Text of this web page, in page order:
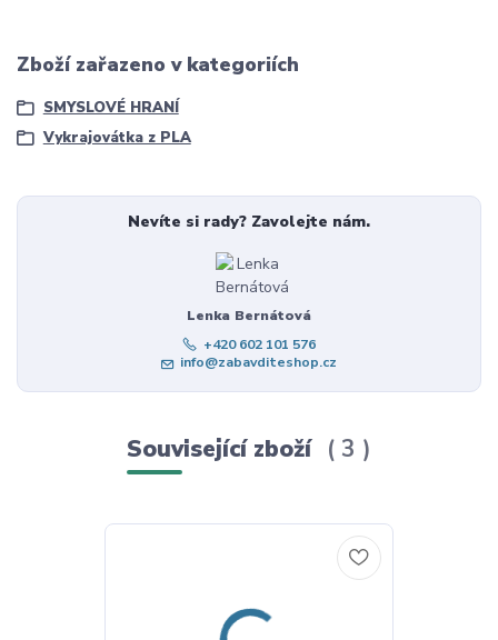
Zboží zařazeno v kategoriích
SMYSLOVÉ HRANÍ
Vykrajovátka z PLA
Nevíte si rady? Zavolejte nám.
Lenka Bernátová
+420 602 101 576
info@zabavditeshop.cz
Související zboží 3